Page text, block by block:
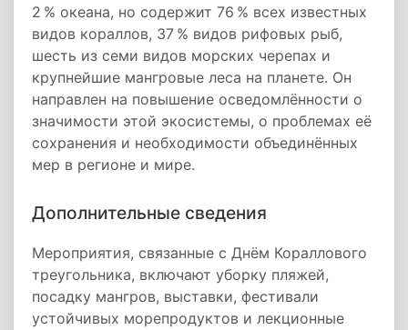
2 % океана, но содержит 76 % всех известных
видов кораллов, 37 % видов рифовых рыб,
шесть из семи видов морских черепах и
крупнейшие мангровые леса на планете. Он
направлен на повышение осведомлённости о
значимости этой экосистемы, о проблемах её
сохранения и необходимости объединённых
мер в регионе и мире.
Дополнительные сведения
Мероприятия, связанные с Днём Кораллового
треугольника, включают уборку пляжей,
посадку мангров, выставки, фестивали
устойчивых морепродуктов и лекционные